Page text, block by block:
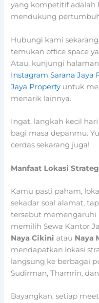
yang kompetitif adalah
mendukung
Hubungi kami
temukan office space
Atau, kunjungi
Instagram Sarana Jaya
Jaya Property untuk
menarik lainnya.
Ingat, langkah kecil
bagi masa depanmu.
cerdas sekarang juga!
Manfaat Lokasi
Kamu pasti paham,
sekadar soal alamat,
tersebut memengaruhi
memilih Sewa Kantor
Naya Cikini atau Naya
mendapatkan lokasi
langsung ke berbagai
Sudirman, Thamrin,
Bayangkan, setiap